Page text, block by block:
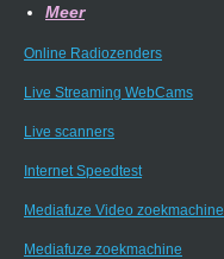
Meer
Online Radiozenders
Live Streaming WebCams
Live scanners
Internet Speedtest
Mediafuze Video zoekmachine
Mediafuze zoekmachine